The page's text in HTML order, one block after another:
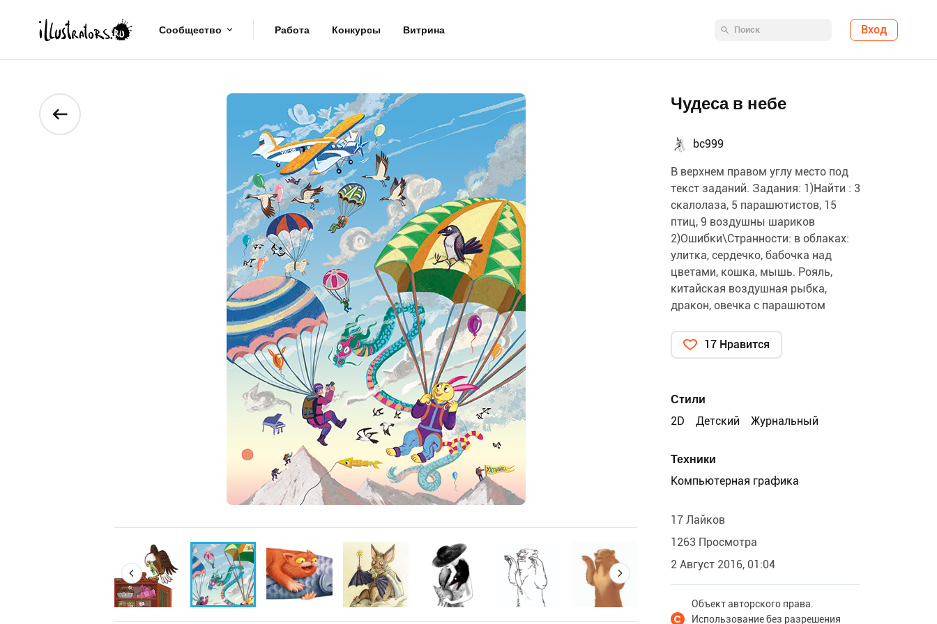
Сообщество Работа Конкурсы Витрина Вход
Чудеса в небе
bc999
В верхнем правом углу место под
текст заданий. Задания: 1)Найти : 3
скалолаза, 5 парашютистов, 15
птиц, 9 воздушны шариков
2)Ошибки\Странности: в облаках:
улитка, сердечко, бабочка над
цветами, кошка, мышь. Рояль,
китайская воздушная рыбка,
дракон, овечка с парашютом
17 Нравится
Стили
2D
Детский Журнальный
Техники
Компьютерная графика
17 Лайков
1263 Просмотра
2 Август 2016, 01:04
Объект авторского права.
Использование без разрешения